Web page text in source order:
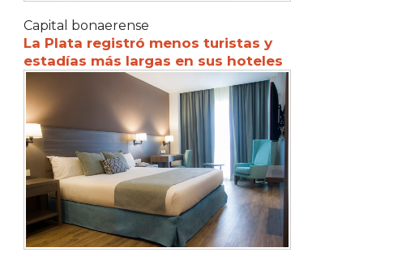
Capital bonaerense
La Plata registró menos turistas y
estadías más largas en sus hoteles